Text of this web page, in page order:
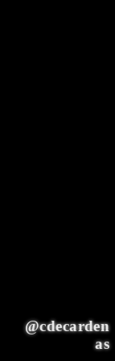
@cdecarden
as